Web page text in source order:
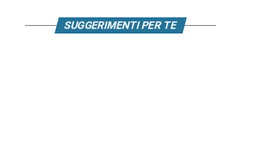
SUGGERIMENTI PER TE